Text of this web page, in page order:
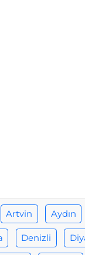
Artvin Aydın
Denizli